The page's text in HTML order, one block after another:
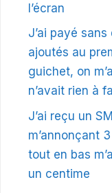
l’écran
J’ai payé
ajoutés au
guichet, on
n’avait rien à
J’ai reçu un
m’annonçant
tout en bas
un centime